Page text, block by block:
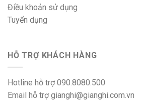
Điều khoản sử dụng
Tuyển dụng
HỖ TRỢ KHÁCH HÀNG
Hotline hỗ trợ 090.8080.500
Email hỗ trợ gianghi@gianghi.com.vn